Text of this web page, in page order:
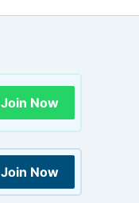
Join Now
Join Now